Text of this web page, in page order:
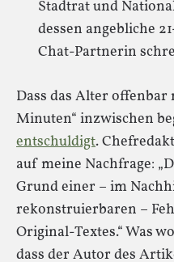
Stadtrat und
dessen angebliche
Chat-Partnerin
Dass das Alter
Minuten“ inzwischen
entschuldigt.
auf meine Nachfrage:
Grund einer – im
rekonstruierbaren –
Original-Textes.“ Was
dass der Autor des